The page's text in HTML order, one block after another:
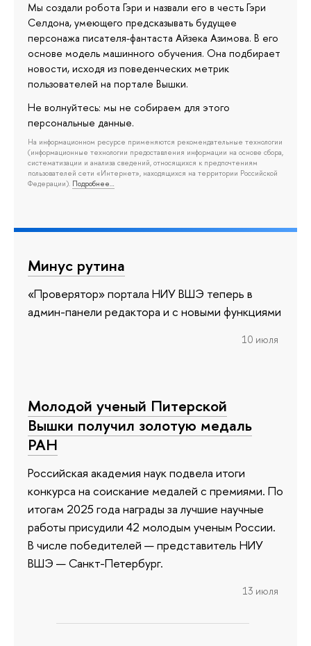
Мы создали робота Гэри и назвали его в честь Гэри
Селдона, умеющего предсказывать будущее
персонажа писателя-фантаста Айзека Азимова. В его
основе модель машинного обучения. Она подбирает
новости, исходя из поведенческих метрик
пользователей на портале Вышки.
Не волнуйтесь: мы не собираем для этого
персональные данные.
На информационном ресурсе применяются рекомендательные технологии
(информационные технологии предоставления информации на основе сбора,
систематизации и анализа сведений, относящихся к предпочтениям
пользователей сети «Интернет», находящихся на территории Российской
Федерации). Подробнее…
Минус рутина
«Проверятор» портала НИУ ВШЭ теперь в
админ-панели редактора и с новыми функциями
10 июля
Молодой ученый Питерской
Вышки получил золотую медаль
РАН
Российская академия наук подвела итоги
конкурса на соискание медалей с премиями. По
итогам 2025 года награды за лучшие научные
работы присудили 42 молодым ученым России.
В числе победителей — представитель НИУ
ВШЭ — Санкт-Петербург.
13 июля